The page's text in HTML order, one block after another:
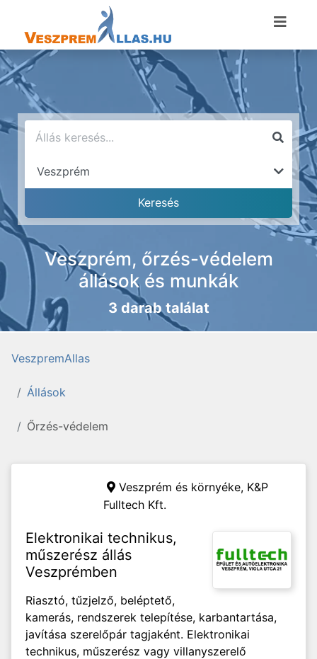
Veszprém, őrzés-védelem
állások és munkák
3 darab találat
VeszpremAllas
Állások
Őrzés-védelem
Veszprém és környéke, K&P
Fulltech Kft.
Elektronikai technikus,
műszerész állás
Veszprémben
Riasztó, tűzjelző, beléptető,
kamerás, rendszerek telepítése, karbantartása,
javítása szerelőpár tagjaként. Elektronikai
technikus, műszerész vagy villanyszerelő